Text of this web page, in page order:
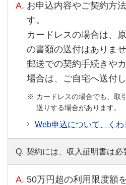
A. お申込内容やご契約方
す。
カードレスの場合は、
の書類の送付はありませ
郵送での契約手続きや
場合は、ご自宅へ送付し
カードレスの場合でも、取
送りする場合があります。
Web申込について、くわ
Q. 契約には、収入証明書は必
A. 50万円超の利用限度額